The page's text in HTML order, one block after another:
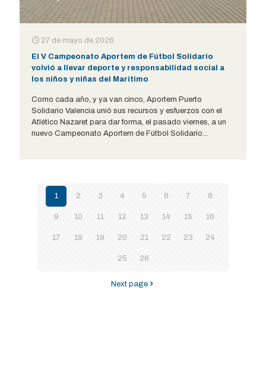
27 de mayo de 2026
El V Campeonato Aportem de Fútbol Solidario
volvió a llevar deporte y responsabilidad social a
los niños y niñas del Marítimo
Como cada año, y ya van cinco, Aportem Puerto
Solidario Valencia unió sus recursos y esfuerzos con el
Atlético Nazaret para dar forma, el pasado viernes, a un
nuevo Campeonato Aportem de Fútbol Solidario...
1 2 3 4 5 6 7 8
9 10 11 12 13 14 15 16
17 18 19 20 21 22 23 24
25 26
Next page